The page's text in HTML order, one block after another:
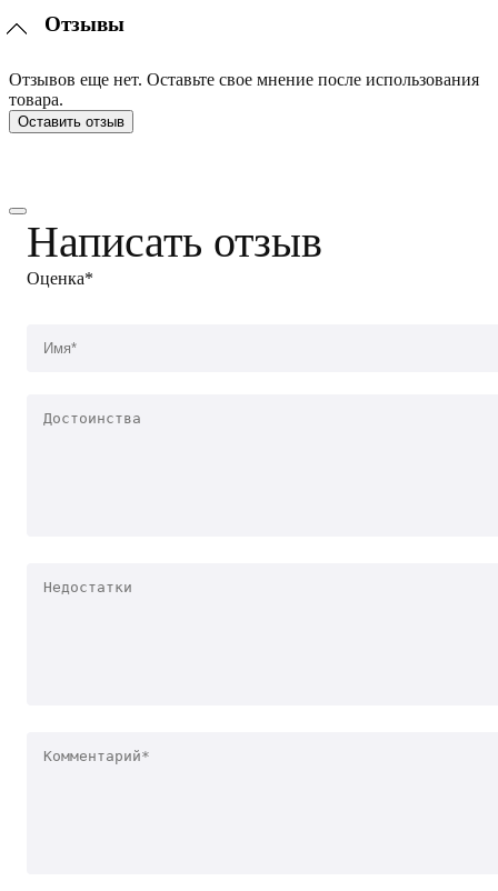
Отзывы
Отзывов еще нет. Оставьте свое мнение после использования
товара.
Оставить отзыв
Написать отзыв
Оценка*